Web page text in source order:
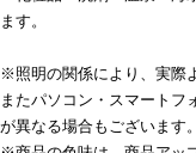
ます。
※照明の関係により、実際
またパソコン・スマートフ
が異なる場合もございます。